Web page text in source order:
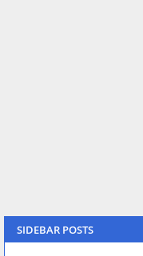
SIDEBAR POSTS